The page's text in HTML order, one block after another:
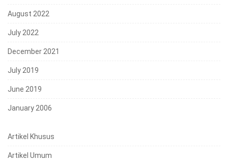
August 2022
July 2022
December 2021
July 2019
June 2019
January 2006
Artikel Khusus
Artikel Umum